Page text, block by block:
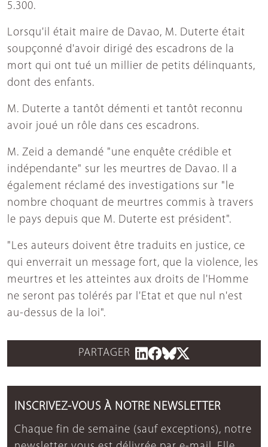
5.300.
Lorsqu'il était maire de Davao, M. Duterte était
soupçonné d'avoir dirigé des escadrons de la
mort qui ont tué un millier de petits délinquants,
dont des enfants.
M. Duterte a tantôt démenti et tantôt reconnu
avoir joué un rôle dans ces escadrons.
M. Zeid a demandé "une enquête crédible et
indépendante" sur les meurtres de Davao. Il a
également réclamé des investigations sur "le
nombre choquant de meurtres commis à travers
le pays depuis que M. Duterte est président".
"Les auteurs doivent être traduits en justice, ce
qui enverrait un message fort, que la violence, les
meurtres et les atteintes aux droits de l'Homme
ne seront pas tolérés par l'Etat et que nul n'est
au-dessus de la loi".
PARTAGER
INSCRIVEZ-VOUS À NOTRE NEWSLETTER
Chaque fin de semaine (sauf exceptions), notre